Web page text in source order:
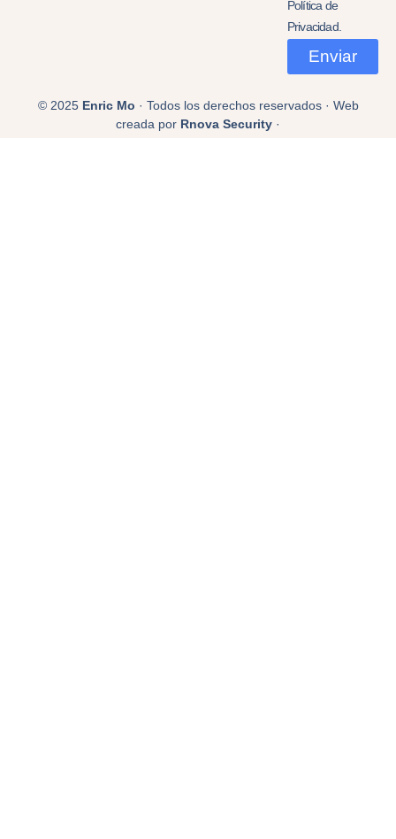
Política de
Privacidad.
Enviar
© 2025 Enric Mo · Todos los derechos reservados · Web
creada por Rnova Security ·